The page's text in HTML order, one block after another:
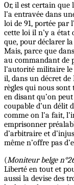
Or, il est certain que
l’a entravée dans
loi de 91, portée par
cette loi il n’y a état
que, pour déclarer
Mais, parce que
au commandant de
l’autorité militaire le
il, dans un décret de
règles qui nous sont
en disant qu’on
coupable d’un délit
comme on l’a fait,
emprisonner
d’arbitraire et
même n’offre pas
(Moniteur belge
Liberté en tout et
aussi la devise des